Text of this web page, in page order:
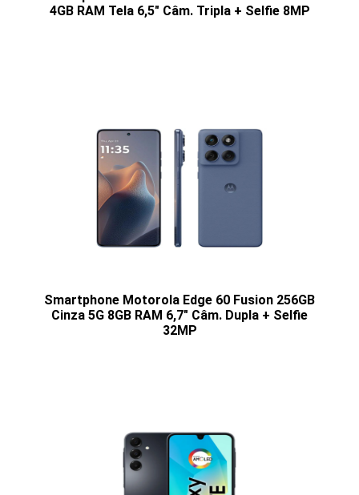
4GB RAM Tela 6,5" Câm. Tripla + Selfie 8MP
Smartphone Motorola Edge 60 Fusion 256GB
Cinza 5G 8GB RAM 6,7" Câm. Dupla + Selfie
32MP